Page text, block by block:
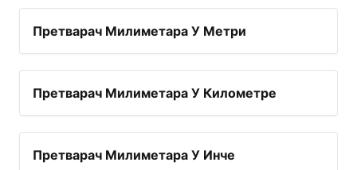
Претварач Милиметара У Метри
Претварач Милиметара У Километре
Претварач Милиметара У Инче